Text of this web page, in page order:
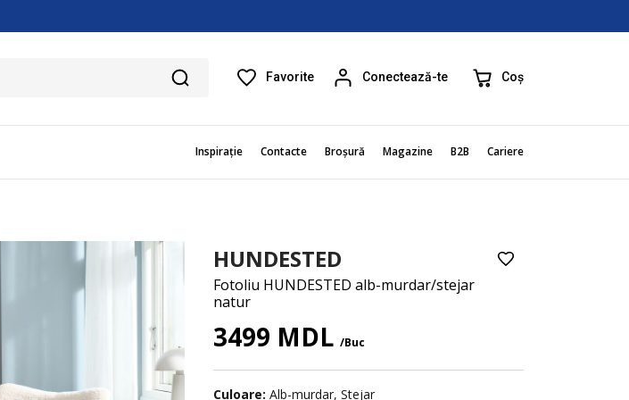
Favorite Conectează-te Coș
Inspirație Contacte Broșură Magazine B2B Cariere
HUNDESTED
Fotoliu HUNDESTED alb-murdar/stejar
natur
3499 MDL /Buc
Culoare: Alb-murdar, Stejar